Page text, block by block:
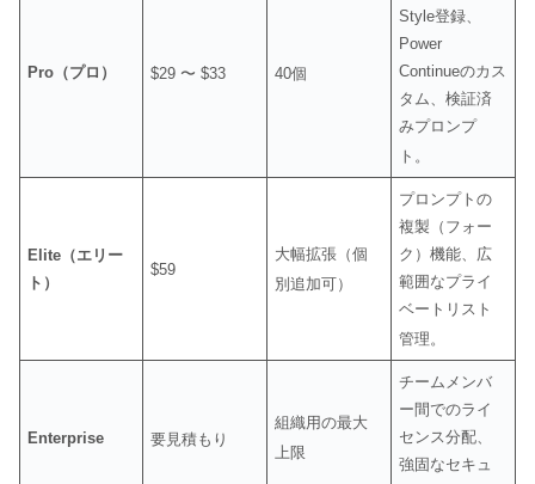
Pro（プロ） $29 〜 $33 40個
Style登録、
Power
Continueのカス
タム、検証済
みプロンプ
ト 。
Elite（エリー
ト）
$59
大幅拡張（個
別追加可）
プロンプトの
複製（フォー
ク）機能、広
範囲なプライ
ベートリスト
管理。
Enterprise 要見積もり
組織用の最大
上限
チームメンバ
ー間でのライ
センス分配、
強固なセキュ